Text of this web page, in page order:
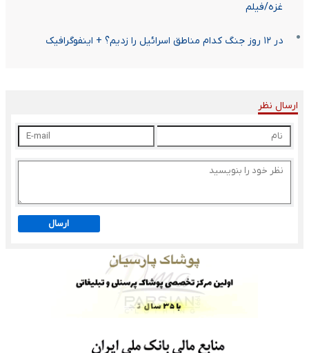
غزه/فیلم
در ۱۲ روز جنگ کدام مناطق اسرائیل را زدیم؟ + اینفوگرافیک
ارسال نظر
ارسال